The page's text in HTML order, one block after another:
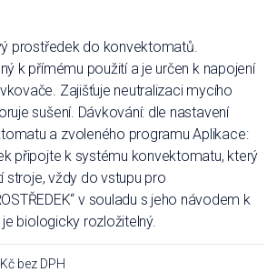
prostředek do konvektomatů.
k přímému použití a je určen k napojení
Zajišťuje neutralizaci mycího
sušení. Dávkování: dle nastavení
a zvoleného programu Aplikace:
připojte k systému konvektomatu, který
stroje, vždy do vstupu pro
v souladu s jeho návodem k
biologicky rozložitelný.
bez DPH